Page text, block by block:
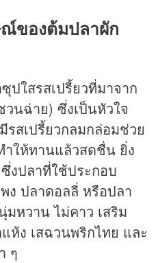
ของต้มปลาผัก
ปใสรสเปรี้ยวที่มาจาก
นฉ่าย) ซึ่งเป็นหัวใจ
สเปรี้ยวกลมกล่อมช่วย
ำให้ทานแล้วสดชื่น ยิ่ง
งปลาที่ใช้ประกอบ
ง ปลาดอลลี่ หรือปลา
หวาน ไม่คาว เสริม
ห้ง เสฉวนพริกไทย และ
ๆ